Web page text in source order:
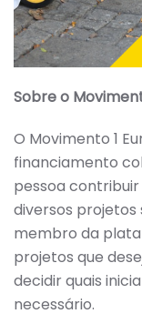
Sobre o
O Movimento 1
financiamento
pessoa
diversos projetos
membro da
projetos que
decidir quais
necessário.